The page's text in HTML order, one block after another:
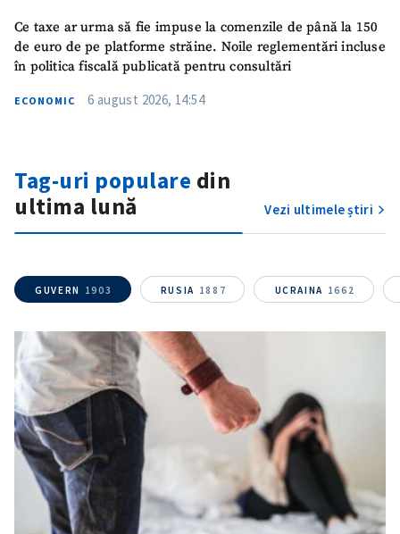
Ce taxe ar urma să fie impuse la comenzile de până la 150
de euro de pe platforme străine. Noile reglementări incluse
în politica fiscală publicată pentru consultări
ECONOMIC 6 august 2026, 14:54
Tag-uri populare din
ultima lună
Vezi ultimele știri
GUVERN 1903 RUSIA 1887 UCRAINA 1662
Fotografie
+ Încarcă imagine
Link media
+ Link media
CONTACT SURSĂ
Sursă anonimă
Nume + Numele meu
Email + Emailul meu